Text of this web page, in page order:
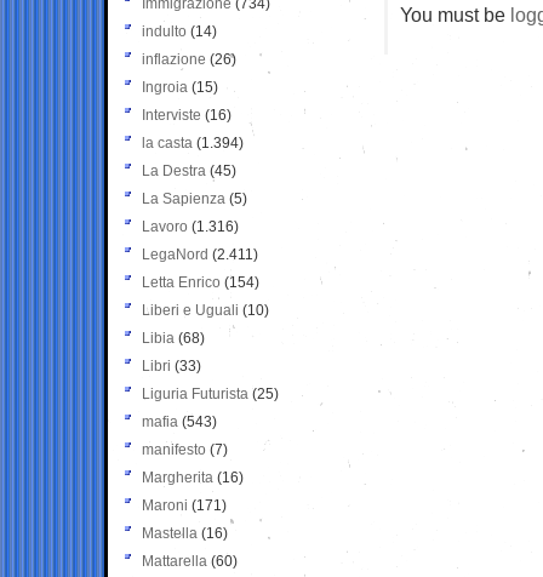
You must be
Immigrazione (734)
indulto (14)
inflazione (26)
Ingroia (15)
Interviste (16)
la casta (1.394)
La Destra (45)
La Sapienza (5)
Lavoro (1.316)
LegaNord (2.411)
Letta Enrico (154)
Liberi e Uguali (10)
Libia (68)
Libri (33)
Liguria Futurista (25)
mafia (543)
manifesto (7)
Margherita (16)
Maroni (171)
Mastella (16)
Mattarella (60)